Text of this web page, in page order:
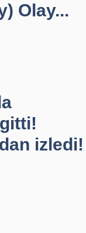
Olay...
izledi!